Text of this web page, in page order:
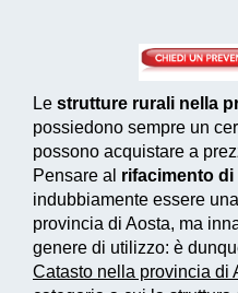
Le strutture rurali nella
possiedono sempre un
possono acquistare a
Pensare al rifacimento
indubbiamente essere
provincia di Aosta, ma
genere di utilizzo: è
Catasto nella provincia di